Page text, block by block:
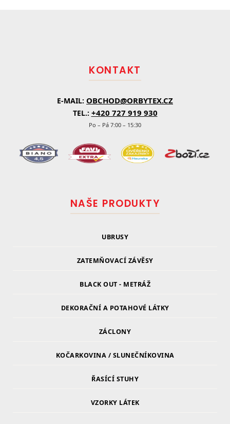
KONTAKT
E-MAIL: OBCHOD@ORBYTEX.CZ
TEL.: +420 727 919 930
Po – Pá 7:00 – 15:30
NAŠE PRODUKTY
UBRUSY
ZATEMŇOVACÍ ZÁVĚSY
BLACK OUT - METRÁŽ
DEKORAČNÍ A POTAHOVÉ LÁTKY
ZÁCLONY
KOČARKOVINA / SLUNEČNÍKOVINA
ŘASÍCÍ STUHY
VZORKY LÁTEK